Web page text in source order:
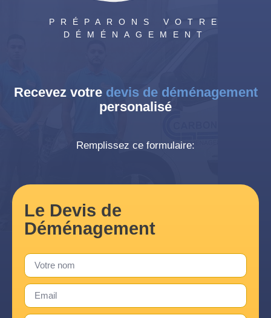
PRÉPARONS VOTRE
DÉMÉNAGEMENT
Recevez votre devis de déménagement
personalisé
Remplissez ce formulaire:
Le Devis de
Déménagement